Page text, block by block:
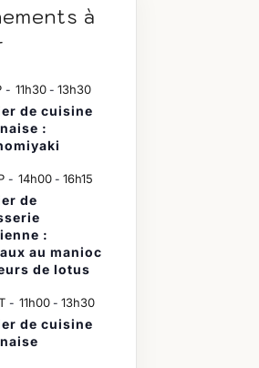
à
11h30 -13h30
de cuisine
:
14h00 -16h15
de
:
au manioc
de lotus
11h00 -13h30
de cuisine